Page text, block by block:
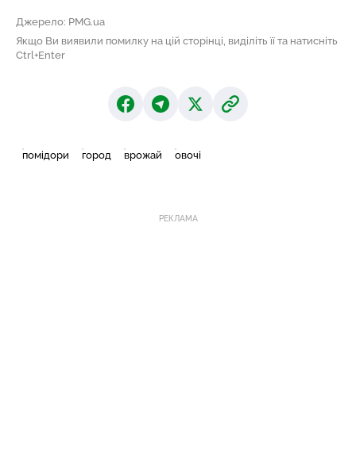
Джерело: PMG.ua
Якщо Ви виявили помилку на цій сторінці, виділіть її та натисніть
Ctrl+Enter
помідори город врожай овочі
РЕКЛАМА